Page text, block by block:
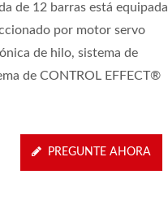
de 12 barras está equipada
por motor servo
de hilo, sistema de
de CONTROL EFFECT®
PREGUNTE AHORA